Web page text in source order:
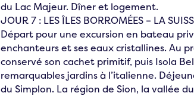
du Lac Majeur. Dîner et logement.
JOUR 7 : LES ÎLES BORROMÉES – LA
Départ pour une excursion en bateau
enchanteurs et ses eaux cristallines. Au
conservé son cachet primitif, puis Isola
remarquables jardins à l’italienne.
du Simplon. La région de Sion, la vallée